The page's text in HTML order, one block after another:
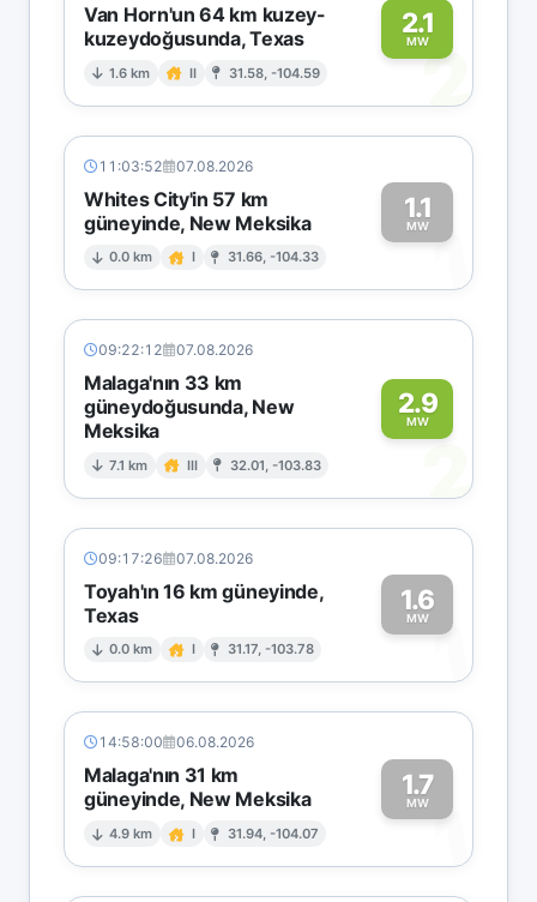
Van Horn'un 64 km kuzey-
kuzeydoğusunda, Texas
1.6 km II 31.58, -104.59
2.1
MW2
11:03:52 07.08.2026
Whites City'in 57 km
güneyinde, New Meksika
0.0 km I 31.66, -104.33
1.1
MW1
09:22:12 07.08.2026
Malaga'nın 33 km
güneydoğusunda, New
Meksika
7.1 km III 32.01, -103.83
2.9
MW
2
09:17:26 07.08.2026
Toyah'ın 16 km güneyinde,
Texas
0.0 km I 31.17, -103.78
1.6
MW1
14:58:00 06.08.2026
Malaga'nın 31 km
güneyinde, New Meksika
4.9 km I 31.94, -104.07
1.7
MW1